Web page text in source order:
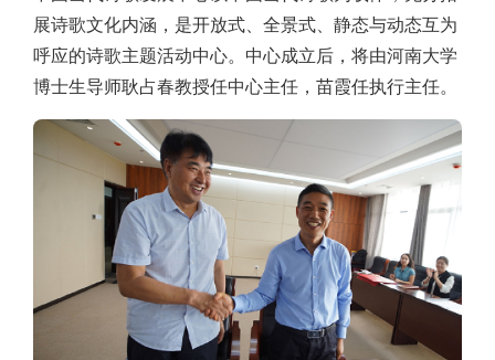
展诗歌文化内涵，是开放式、全景式、静态与动态互为
呼应的诗歌主题活动中心。中心成立后，将由河南大学
博士生导师耿占春教授任中心主任，苗霞任执行主任。